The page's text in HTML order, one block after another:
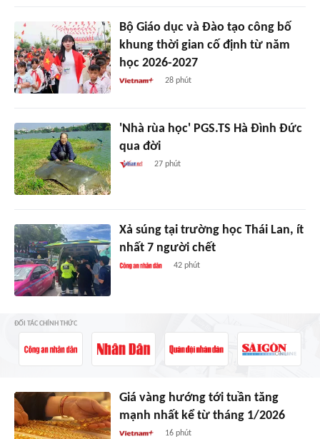
Bộ Giáo dục và Đào tạo công bố
khung thời gian cố định từ năm
học 2026-2027
28 phút
'Nhà rùa học' PGS.TS Hà Đình Đức
qua đời
27 phút
Xả súng tại trường học Thái Lan, ít
nhất 7 người chết
42 phút
ĐỐI TÁC CHÍNH THỨC
Giá vàng hướng tới tuần tăng
mạnh nhất kể từ tháng 1/2026
16 phút